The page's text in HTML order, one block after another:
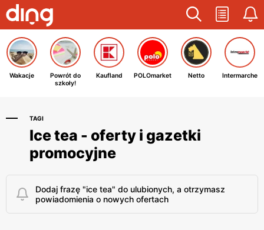
Wakacje
Powrót do
szkoły!
Kaufland POLOmarket Netto Intermarche
TAGI
Ice tea - oferty i gazetki
promocyjne
Dodaj frazę "ice tea" do ulubionych, a otrzymasz
powiadomienia o nowych ofertach